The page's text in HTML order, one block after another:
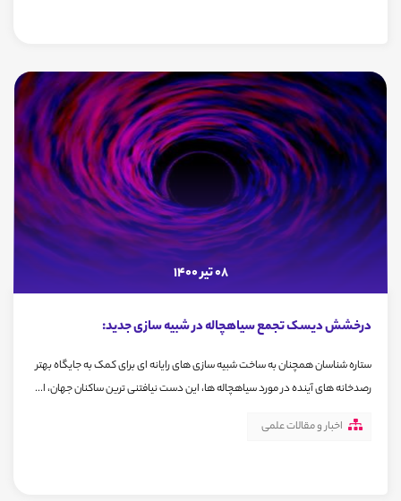
08 تیر 1400
درخشش دیسک تجمع سیاهچاله در شبیه سازی جدید:
ستاره شناسان همچنان به ساخت شبیه سازی های رایانه ای برای کمک به جایگاه بهتر
رصدخانه های آینده در مورد سیاهچاله ها، این دست نیافتنی ترین ساکنان جهان، ا...
اخبار و مقالات علمی